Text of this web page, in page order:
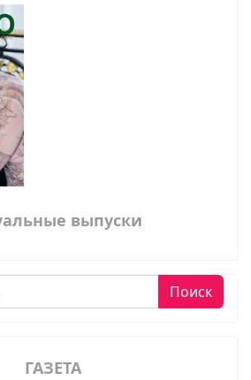
выпуски
Поиск
ГАЗЕТА